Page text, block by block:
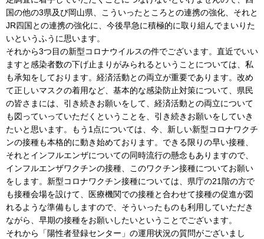
国の他の3県及び岡山県、こういったところとの連携の強化、それと
JR四国との連携の強化に、今後早急に積極的に取り組んでまいりた
いというふうに思います。
それから3つ目の新型コロナウイルスの件でございます。直近でいい
ますと感染者数の下げ止まりがみられるということについては、私
も承知をしております。経済活動との両立が重要であります。改め
て正しいマスクの着用など、基本的な感染防止対策について、県民
の皆さまには、引き続きお願いをして、経済活動との両立について
も図っていっていただくということを、引き続きお願いをしていき
たいと思います。もう1点については、今、新しい新型コロナワクチ
ンの接種も本格的に動き始めております。できる限りの早い接種、
それとインフルエンザについての同時流行の懸念もありますので、
インフルエンザワクチンの接種、このワクチン接種についてお願い
をします。新型コロナワクチン接種については、県庁の21階の方で
も接種会場を設けて、医療機関での接種と合わせて接種の促進が図
れるような準備もしますので、そういったものも利用していただき
ながら、早期の接種をお願いしたいということでございます。
それから「陽性者登録センター」の運用状況の質問がございまし